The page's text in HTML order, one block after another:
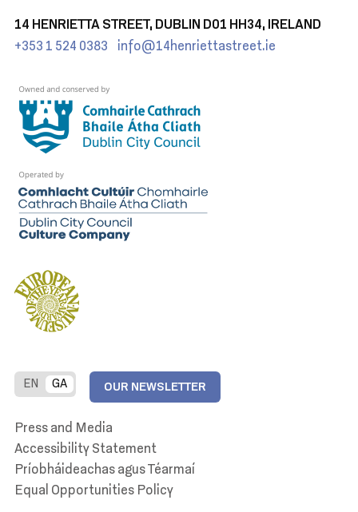
14 HENRIETTA STREET, DUBLIN D01 HH34, IRELAND
+353 1 524 0383
info@14henriettastreet.ie
EN GA OUR NEWSLETTER
Press and Media
Accessibility Statement
Príobháideachas agus Téarmaí
Equal Opportunities Policy